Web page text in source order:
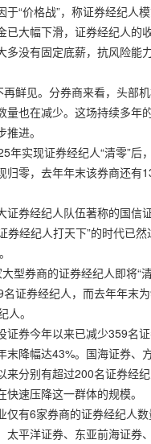
于“价格战”，称证券经纪人
已大幅下滑，证券经纪人的
没有固定底薪，抗风险能力
再鲜见。分券商来看，头部
量也在减少。这场持续多年
进。
年实现证券经纪人“清零”后
归零，去年年末该券商还有
证券经纪人队伍著称的国信
券经纪人打天下”的时代已
型券商的证券经纪人即将“
证券经纪人，而去年年末
人。
证券今年以来已减少359名
末降幅达43%。国海证券、
来分别有超过200名证券经
速压降这一群体的规模。
仅有6家券商的证券经纪人
太平洋证券、东亚前海证券